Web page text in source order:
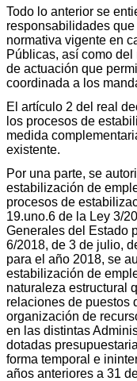
Todo lo anterior se
responsabilidades
normativa vigente en
Públicas, así como
de actuación que
coordinada a los
El artículo 2 del real
los procesos de
medida
existente.
Por una parte, se
estabilización de
procesos de
19.uno.6 de la Ley 3/
Generales del Estado
6/2018, de 3 de julio,
para el año 2018, se
estabilización de
naturaleza estructural
relaciones de puestos
organización de
en las distintas
dotadas
forma temporal e
años anteriores a 31